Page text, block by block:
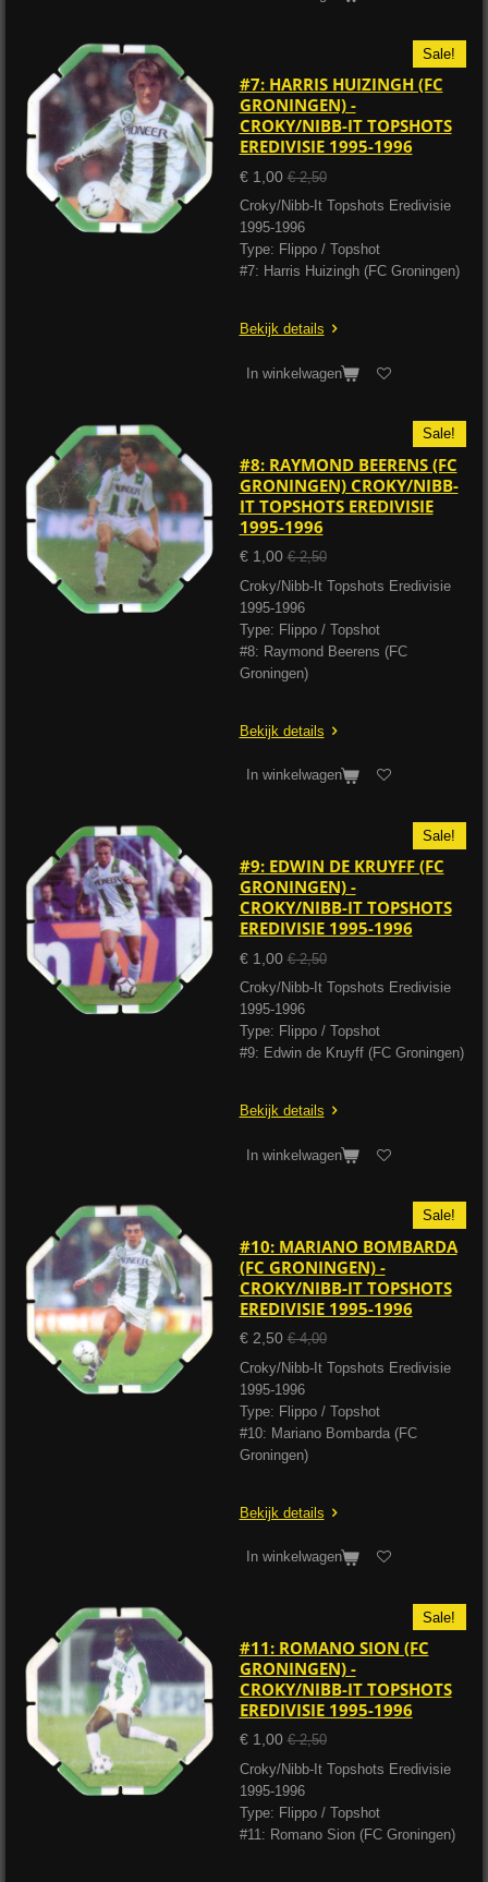
Sale!
#7: HARRIS HUIZINGH (FC
GRONINGEN) -
CROKY/NIBB-IT TOPSHOTS
EREDIVISIE 1995-1996
€ 1,00 € 2,50
Croky/Nibb-It Topshots Eredivisie
1995-1996
Type: Flippo / Topshot
#7: Harris Huizingh (FC Groningen)
Bekijk details
In winkelwagen
Sale!
#8: RAYMOND BEERENS (FC
GRONINGEN) CROKY/NIBB-
IT TOPSHOTS EREDIVISIE
1995-1996
€ 1,00 € 2,50
Croky/Nibb-It Topshots Eredivisie
1995-1996
Type: Flippo / Topshot
#8: Raymond Beerens (FC
Groningen)
Bekijk details
In winkelwagen
Sale!
#9: EDWIN DE KRUYFF (FC
GRONINGEN) -
CROKY/NIBB-IT TOPSHOTS
EREDIVISIE 1995-1996
€ 1,00 € 2,50
Croky/Nibb-It Topshots Eredivisie
1995-1996
Type: Flippo / Topshot
#9: Edwin de Kruyff (FC Groningen)
Bekijk details
In winkelwagen
Sale!
#10: MARIANO BOMBARDA
(FC GRONINGEN) -
CROKY/NIBB-IT TOPSHOTS
EREDIVISIE 1995-1996
€ 2,50 € 4,00
Croky/Nibb-It Topshots Eredivisie
1995-1996
Type: Flippo / Topshot
#10: Mariano Bombarda (FC
Groningen)
Bekijk details
In winkelwagen
Sale!
#11: ROMANO SION (FC
GRONINGEN) -
CROKY/NIBB-IT TOPSHOTS
EREDIVISIE 1995-1996
€ 1,00 € 2,50
Croky/Nibb-It Topshots Eredivisie
1995-1996
Type: Flippo / Topshot
#11: Romano Sion (FC Groningen)